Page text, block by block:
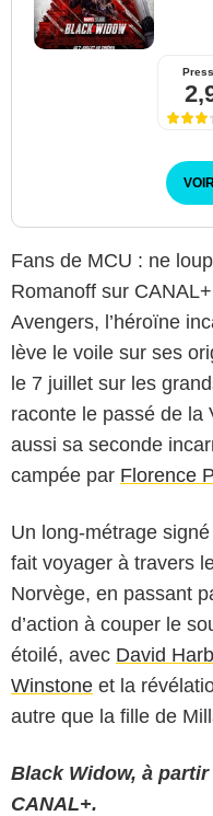
Fans de MCU : ne
Romanoff sur
Avengers, l’héroïne
lève le voile sur ses
le 7 juillet sur les
raconte le passé de la
aussi sa seconde
campée par Florence
Un long-métrage
fait voyager à travers
Norvège, en passant
d’action à couper le
étoilé, avec David
Winstone et la
autre que la fille de
Black Widow, à
CANAL+.